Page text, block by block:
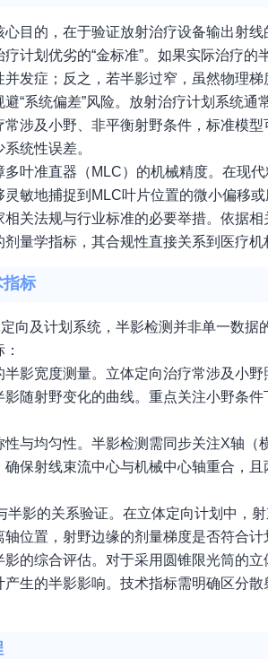
目的，在于验证放射治疗设备输出射
计划优劣的“金标准”。如果实际治疗
发症；反之，若半影过窄，虽然物理
“系统偏差”风险。放射治疗计划系统
涉及小野、非平衡射野条件，标准模
统性误差。
叶准直器（MLC）的机械精度。在现
敏地捕捉到MLC叶片位置的微小偏移
关法规与行业标准的必要举措。依据
量学指标，其合规性直接关系到医疗机
指标
向及计划系统，半影检测并非单一数
影宽度测量。立体定向治疗常涉及小
随射野变化的曲线。重点关注小野条
与均匀性。半影检测需同步关注X轴
保射线束流中心与机械中心轴重合，
半影的关系验证。在立体定向计划中，
位置，射野边缘的剂量梯度是否符合
的综合评估。对于采用圆锥限光筒的
生的半影影响。技术指标需明确区分